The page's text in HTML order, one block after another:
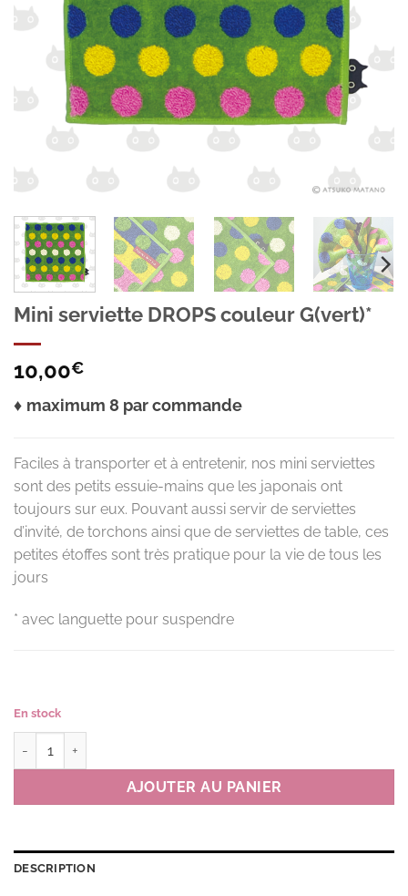
Mini serviette DROPS couleur G(vert)*
10,00€
♦ maximum 8 par commande
Faciles à transporter et à entretenir, nos mini serviettes
sont des petits essuie-mains que les japonais ont
toujours sur eux. Pouvant aussi servir de serviettes
d’invité, de torchons ainsi que de serviettes de table, ces
petites étoffes sont très pratique pour la vie de tous les
jours
* avec languette pour suspendre
En stock
AJOUTER AU PANIER
DESCRIPTION